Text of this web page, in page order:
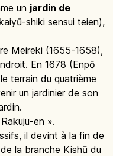
un jardin de
shiki sensui teien),
Meireki (1655-1658),
En 1678 (Enpō
terrain du quatrième
un jardinier de son
en ».
il devint à la fin de
la branche Kishū du